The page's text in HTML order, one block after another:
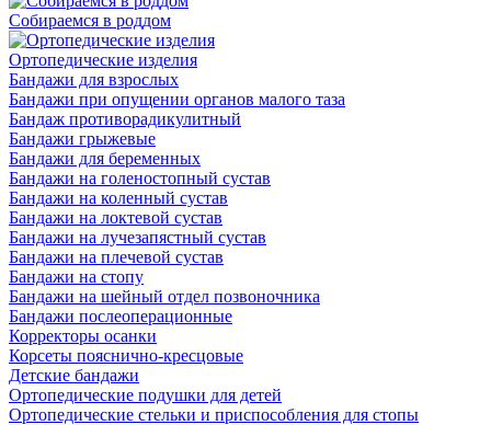
Собираемся в роддом
Ортопедические изделия
Бандажи для взрослых
Бандажи при опущении органов малого таза
Бандаж противорадикулитный
Бандажи грыжевые
Бандажи для беременных
Бандажи на голеностопный сустав
Бандажи на коленный сустав
Бандажи на локтевой сустав
Бандажи на лучезапястный сустав
Бандажи на плечевой сустав
Бандажи на стопу
Бандажи на шейный отдел позвоночника
Бандажи послеоперационные
Корректоры осанки
Корсеты пояснично-кресцовые
Детские бандажи
Ортопедические подушки для детей
Ортопедические стельки и приспособления для стопы